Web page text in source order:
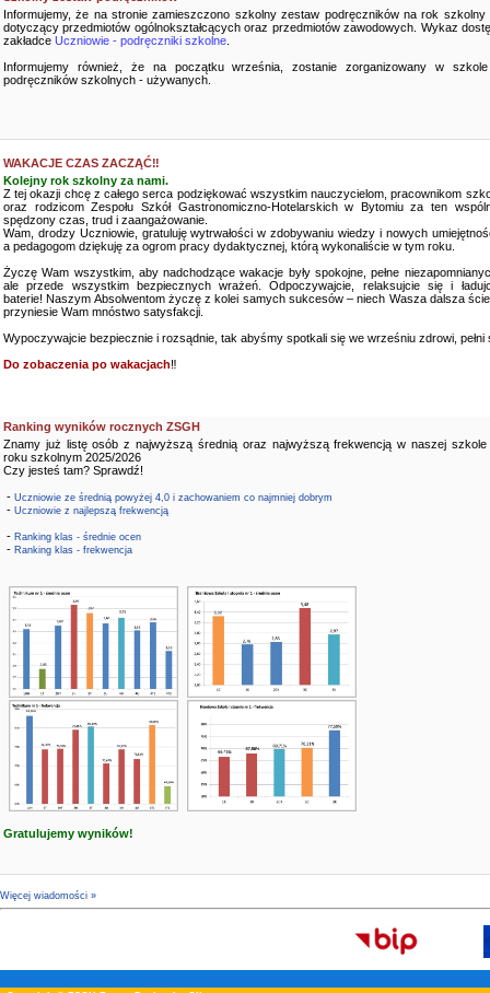
Informujemy, że na stronie zamieszczono szkolny zestaw podręczników na rok szkolny
dotyczący przedmiotów ogólnokształcących oraz przedmiotów zawodowych. Wykaz
zakładce Uczniowie - podręczniki szkolne
Informujemy również, że na początku września, zostanie zorganizowany w
podręczników szkolnych - używanych.
WAKACJE CZAS ZACZĄĆ‼️
Kolejny rok szkolny za nami.
Z tej okazji chcę z całego serca podziękować wszystkim nauczycielom, pracownikom
oraz rodzicom Zespołu Szkół Gastronomiczno-Hotelarskich w Bytomiu za ten
spędzony czas, trud i zaangażowanie.
Wam, drodzy Uczniowie, gratuluję wytrwałości w zdobywaniu wiedzy i nowych
a pedagogom dziękuję za ogrom pracy dydaktycznej, którą wykonaliście w tym roku.
Życzę Wam wszystkim, aby nadchodzące wakacje były spokojne, pełne
ale przede wszystkim bezpiecznych wrażeń. Odpoczywajcie, relaksujcie się i
baterie! Naszym Absolwentom życzę z kolei samych sukcesów – niech Wasza dalsza
przyniesie Wam mnóstwo satysfakcji.
Wypoczywajcie bezpiecznie i rozsądnie, tak abyśmy spotkali się we wrześniu zdrowi, pełni
Do zobaczenia po wakacjach‼️
Ranking wyników rocznych ZSGH
Znamy już listę osób z najwyższą średnią oraz najwyższą frekwencją w naszej szkole
roku szkolnym 2025/2026
Czy jesteś tam? Sprawdź!
- Uczniowie ze średnią powyżej 4,0 i zachowaniem co najmniej dobrym
- Uczniowie z najlepszą frekwencją
- Ranking klas - średnie ocen
- Ranking klas - frekwencja
Gratulujemy wyników!
Więcej wiadomości »